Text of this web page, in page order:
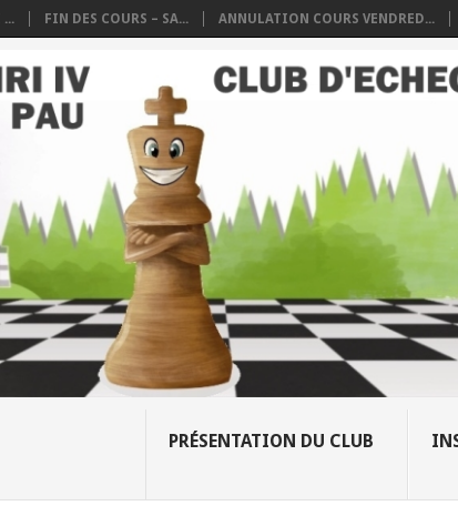
... FIN DES COURS – SA... ANNULATION COURS VENDRED...
PRÉSENTATION DU CLUB